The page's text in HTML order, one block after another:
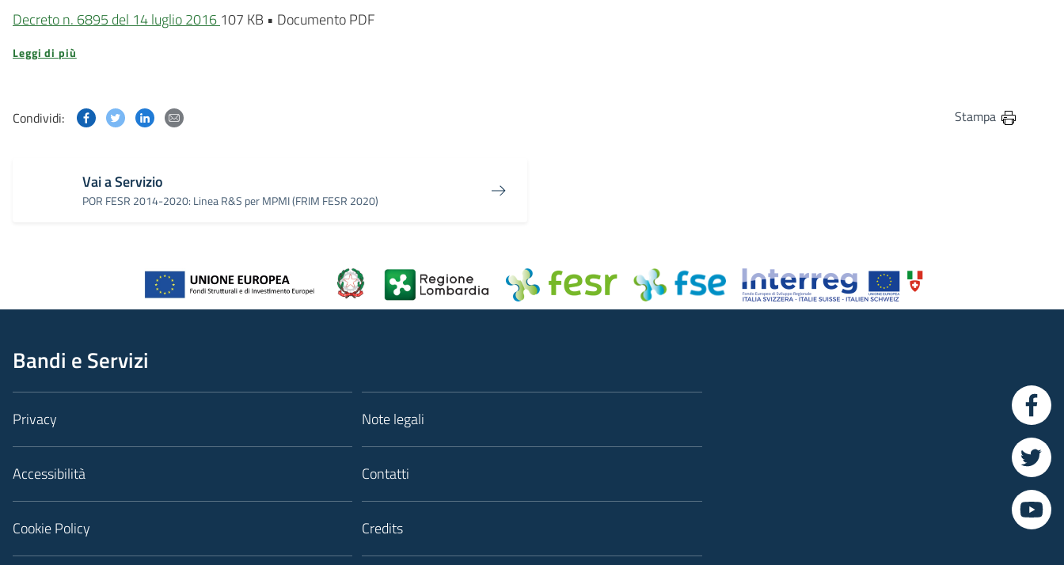
Decreto n. 6895 del 14 luglio 2016 107 KB • Documento PDF
Leggi di più
Condividi: Condividi questa pagina su Facebook
Condividi questa pagina su Twitter
Condividi questa pagina su Linkedin Stampa
Vai a Servizio
POR FESR 2014-2020: Linea R&S per MPMI (FRIM FESR 2020)
Bandi e Servizi
Privacy
Accessibilità
Cookie Policy
Note legali
Contatti
Credits